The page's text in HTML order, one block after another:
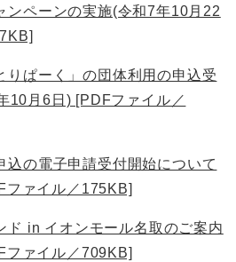
ンペーンの実施(令和7年10月22
りぱーく」の団体利用の申込受
10月6日) [PDFファイル／
込の電子申請受付開始について
ファイル／175KB]
ド in イオンモール名取のご案内
ファイル／709KB]